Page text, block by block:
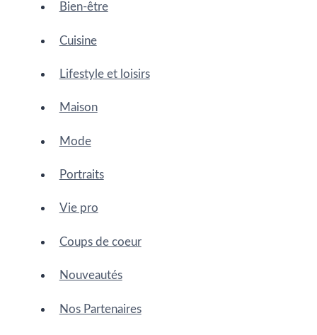
Bien-être
Cuisine
Lifestyle et loisirs
Maison
Mode
Portraits
Vie pro
Coups de coeur
Nouveautés
Nos Partenaires